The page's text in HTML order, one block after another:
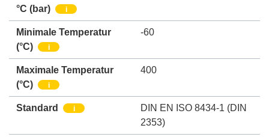
°C (bar)
i
Minimale Temperatur
(°C)
i
-60
Maximale Temperatur
(°C)
i
400
Standard i
DIN EN ISO 8434-1 (DIN
2353)